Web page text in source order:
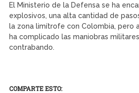
El Ministerio de la Defensa se ha
explosivos, una alta cantidad de
la zona limítrofe con Colombia, pero
ha complicado las maniobras
contrabando.
COMPARTE ESTO: